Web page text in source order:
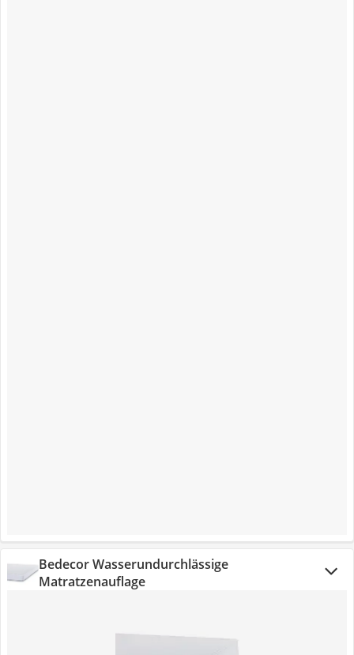
Bedecor Wasserundurchlässige
Matratzenauflage